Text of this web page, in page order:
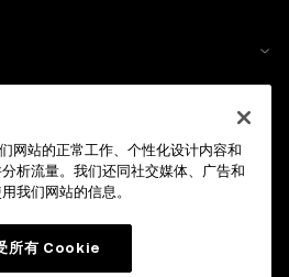
网站的正常工作、个性化设计内容和
析流量。我们还同社交媒体、广告和
我们网站的信息。
所有 Cookie